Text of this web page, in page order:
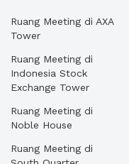
Ruang Meeting di AXA
Tower
Ruang Meeting di
Indonesia Stock
Exchange Tower
Ruang Meeting di
Noble House
Ruang Meeting di